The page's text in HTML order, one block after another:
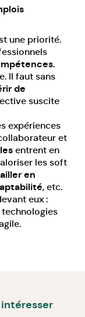
une priorité.
.
Il faut sans
de
suscite
expériences
et
entrent en
les soft
en
, etc.
eux :